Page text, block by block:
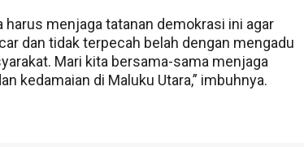
harus menjaga tatanan demokrasi ini agar
dan tidak terpecah belah dengan mengadu
Mari kita bersama-sama menjaga
kedamaian di Maluku Utara,” imbuhnya.